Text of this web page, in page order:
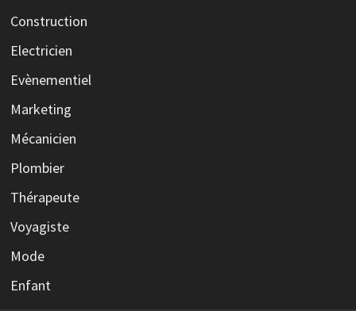
Construction
Electricien
Evènementiel
Marketing
Mécanicien
Plombier
Thérapeute
Voyagiste
Mode
Enfant